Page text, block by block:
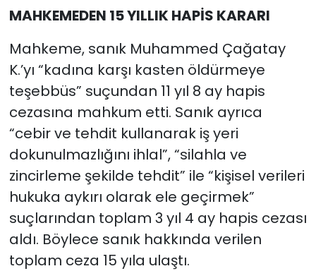
MAHKEMEDEN 15 YILLIK HAPİS KARARI
Mahkeme, sanık Muhammed Çağatay
K.’yı “kadına karşı kasten öldürmeye
teşebbüs” suçundan 11 yıl 8 ay hapis
cezasına mahkum etti. Sanık ayrıca
“cebir ve tehdit kullanarak iş yeri
dokunulmazlığını ihlal”, “silahla ve
zincirleme şekilde tehdit” ile “kişisel verileri
hukuka aykırı olarak ele geçirmek”
suçlarından toplam 3 yıl 4 ay hapis cezası
aldı. Böylece sanık hakkında verilen
toplam ceza 15 yıla ulaştı.